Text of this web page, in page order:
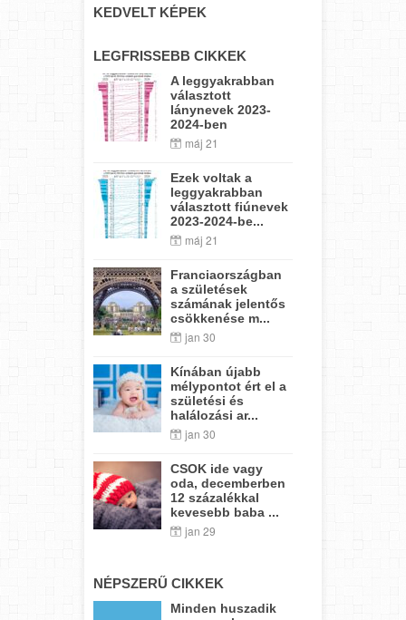
KEDVELT KÉPEK
LEGFRISSEBB CIKKEK
A leggyakrabban
választott
lánynevek 2023-
2024-ben
máj 21
Ezek voltak a
leggyakrabban
választott fiúnevek
2023-2024-be...
máj 21
Franciaországban
a születések
számának jelentős
csökkenése m...
jan 30
Kínában újabb
mélypontot ért el a
születési és
halálozási ar...
jan 30
CSOK ide vagy
oda, decemberben
12 százalékkal
kevesebb baba ...
jan 29
NÉPSZERŰ CIKKEK
Minden huszadik